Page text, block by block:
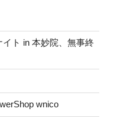
ト in 本妙院、無事終
wnico